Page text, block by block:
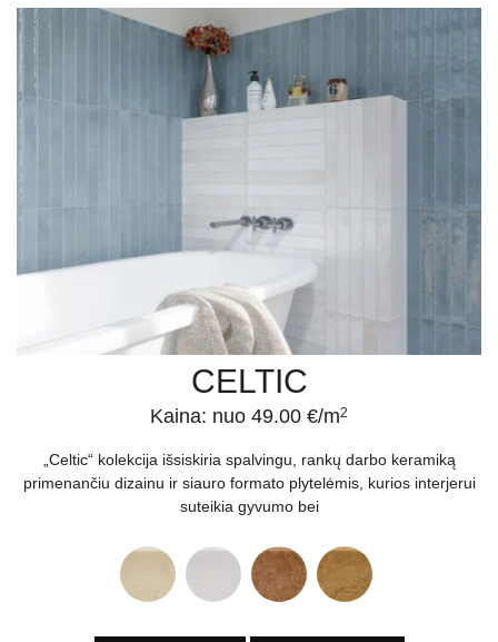
CELTIC
Kaina: nuo 49.00 €/m2
„Celtic“ kolekcija išsiskiria spalvingu, rankų darbo keramiką
primenančiu dizainu ir siauro formato plytelėmis, kurios interjerui
suteikia gyvumo bei